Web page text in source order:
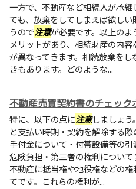
一方で、不動産など相続人が承
ても、放棄をしてしまえば欲し
うので注意が必要です。以上の
メリットがあり、相続財産の内
が異なってきます。相続放棄を
きもあります。どのような...
不動産売買契約書のチェック
特に、以下の点に注意しましょう
と支払い時期・契約を解除する
手付金について・付帯設備等の
危険負担・第三者の権利につい
不動産に抵当権や地役権などの
てです。これらの権利が...